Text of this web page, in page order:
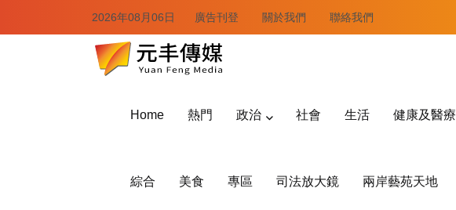
2026年08月06日 廣告刊登 關於我們 聯絡我們
Home 熱門 政治 社會 生活 健康及醫療
綜合 美食 專區 司法放大鏡 兩岸藝苑天地